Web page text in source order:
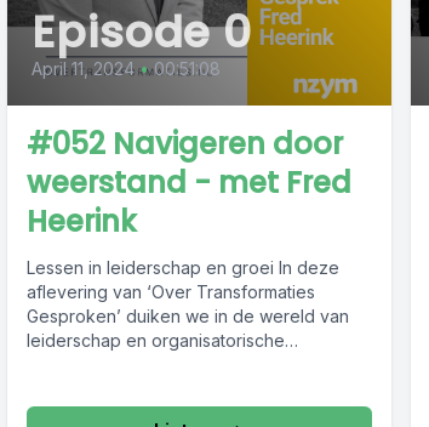
Episode 0
April 11, 2024 • 00:51:08
#052 Navigeren door
weerstand - met Fred
Heerink
Lessen in leiderschap en groei In deze
aflevering van ‘Over Transformaties
Gesproken’ duiken we in de wereld van
leiderschap en organisatorische